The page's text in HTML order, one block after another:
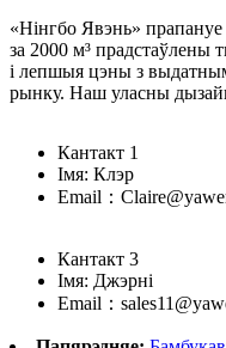
«Нінгбо Явэнь»
за 2000 м³ прадстаўлены
і лепшыя цэны з
рынку. Наш уласны
Кантакт 1
Імя: Клэр
Email：
Кантакт 3
Імя: Джэрні
Email：